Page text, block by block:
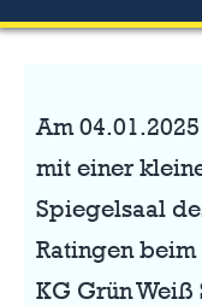
Am
mit einer
Spiegelsaal
Ratingen
KG Grün Weiß